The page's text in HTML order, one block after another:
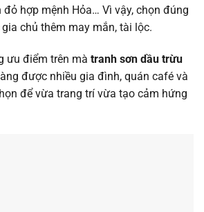
đỏ hợp mệnh Hỏa… Vì vậy, chọn đúng
chủ thêm may mắn, tài lộc.
ưu điểm trên màtranh sơn dầu trừu
được nhiều gia đình, quán café và
để vừa trang trí vừa tạo cảm hứng